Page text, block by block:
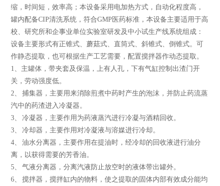
联系我们
缩，时间短，效率高；本设备采用电加热方式，自动化程度高，
罐内配备CIP清洗系统，符合GMP医药标准，本设备主要适用于高
校、研究所和企事业单位实验室研发及中小试生产线系统组成：
设备主要形式有正锥式、蘑菇式、直筒式、斜锥式、倒锥式。可
作静态提取，也可根据生产工艺需要，配置搅拌器作动态提取。
1、主罐体，带夹套及保温，上有人孔，下有气缸控制出渣门开
关，劳动强度低。
2、 捕集器，主要用来消除煎煮中药时产生的泡沫，并防止药流蒸
汽中的药渣进入冷凝器。
3、 冷凝器，主要作用为药液蒸汽进行冷凝与酒精回收。
3、 冷却器，主要作用对冷凝液与溶媒进行冷却。
4、 油水分离器，主要作用在提油时，经冷却的回收液进行油分
离，以获得需要的芳香油。
5、 气液分离器，分离汽液防止放空时的液体带出罐外。
6、 搅拌器，搅拌缸内的物料，使之提取的固体内部有效成分能均